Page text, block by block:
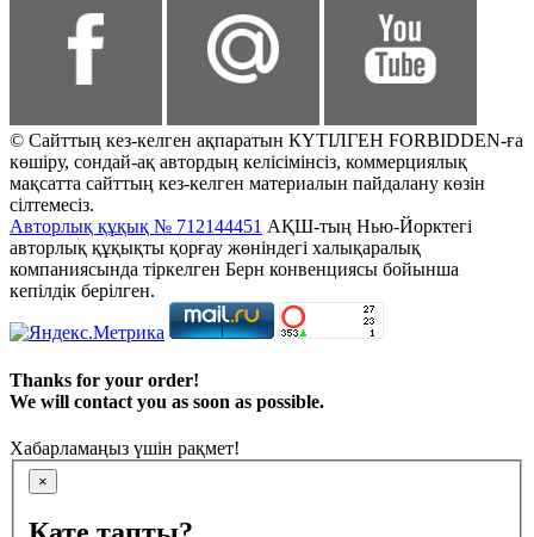
© Сайттың кез-келген ақпаратын КҮТІЛГЕН FORBIDDEN-ға
көшіру, сондай-ақ автордың келісімінсіз, коммерциялық
мақсатта сайттың кез-келген материалын пайдалану көзін
сілтемесіз.
Авторлық құқық № 712144451 АҚШ-тың Нью-Йорктегі
авторлық құқықты қорғау жөніндегі халықаралық
компаниясында тіркелген Берн конвенциясы бойынша
кепілдік берілген.
Thanks for your order!
We will contact you as soon as possible.
Хабарламаңыз үшін рақмет!
×